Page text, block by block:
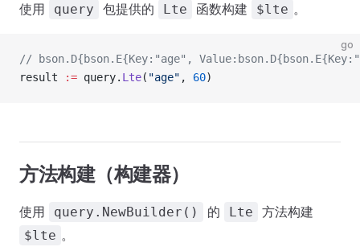
使用 query 包提供的 Lte 函数构建 $lte 。
go
// bson.D{bson.E{Key:"age",
result
:= query. Lte( "age" , 60)
方法构建（构建器）
使用 query.NewBuilder() 的 Lte 方法构建
$lte 。